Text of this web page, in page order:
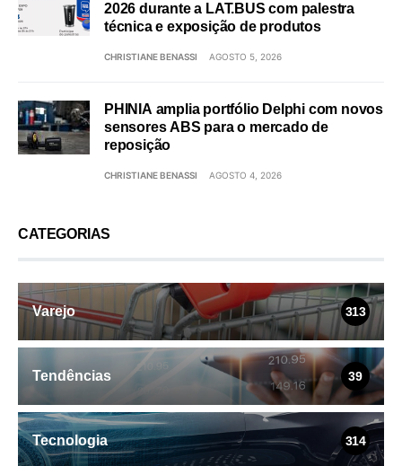
2026 durante a LAT.BUS com palestra
técnica e exposição de produtos
CHRISTIANE BENASSI AGOSTO 5, 2026
PHINIA amplia portfólio Delphi com novos
sensores ABS para o mercado de
reposição
CHRISTIANE BENASSI AGOSTO 4, 2026
CATEGORIAS
Varejo 313
Tendências 39
Tecnologia 314